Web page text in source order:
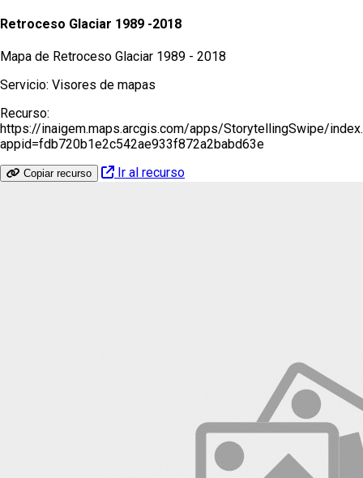
Retroceso Glaciar 1989 -2018
Mapa de Retroceso Glaciar 1989 - 2018
Servicio: Visores de mapas
Recurso:
https://inaigem.maps.arcgis.com/apps/StorytellingSwipe/
appid=fdb720b1e2c542ae933f872a2babd63e
Copiar recurso Ir al recurso